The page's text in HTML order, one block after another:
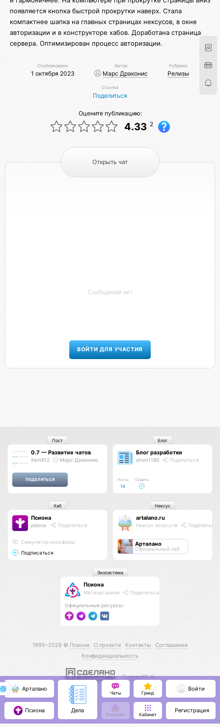
появляется кнопка быстрой прокрутки наверх. Стала
компактнее шапка на главных страницах нексусов, в окне
авторизации и в конструкторе хабов. Доработана страница
сервера. Оптимизирован процесс авторизации.
Опубликовано
1 октября 2023
Автор
Марс Драконис
Рубрики:
Релизы
Ссылка
Поделиться
Оцените публикацию:
4.33 2
Открыть чат
Сообщений нет
ВОЙТИ ДЛЯ УЧАСТИЯ
0.7 — Развитие чатов
item812 Марс Драконис
Пост
Блог разработки
atom1180 Поделиться
Посты
14
Создать
Блог
Псиона
psiona Поделиться
Cимулятор ноосферы
Подписаться
Хаб
artalano.ru
Нексус искусств Поделиться
Арталано
Официальный хаб
Нексус
Псиона
Метаорганизм Поделиться
Официальные ресурсы:
Экосистема
1995–2026 © Псиона О проекте Контакты
Соглашение
Конфиденциальность
С нами КО 🕉️
Арталано
Псиона Дела
Чаты Гринд
Кошелёк Кабинет
Войти
Регистрация